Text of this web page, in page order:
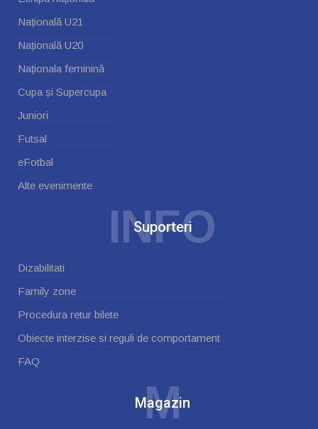
Națională U21
Națională U20
Naționala feminină
Cupa și Supercupa
Juniori
Futsal
eFotbal
Alte evenimente
Suporteri
INFO
Dizabilitati
Family zone
Procedura retur bilete
Obiecte interzise si reguli de comportament
FAQ
Magazin
M